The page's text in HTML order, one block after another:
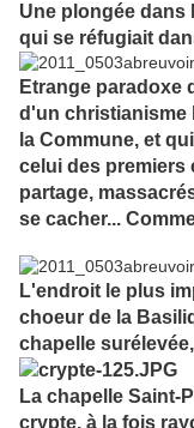
Une plongée dans
qui se réfugiait
Etrange paradoxe
d'un christianisme
la Commune, et
celui des premiers
partage,
se cacher...
L'endroit le plus
choeur de la
chapelle
La chapelle Saint-
crypte, à la fois